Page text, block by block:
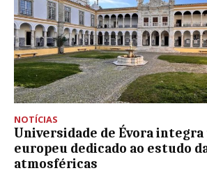
NOTÍCIAS
Universidade de Évora
europeu dedicado ao estudo
atmosféricas